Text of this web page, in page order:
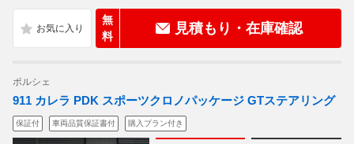
無
料
見積もり・在庫確認
ポルシェ
911 カレラ PDK スポーツクロノパッケージ GTステアリング
保証付 車両品質保証書付 購入プラン付き